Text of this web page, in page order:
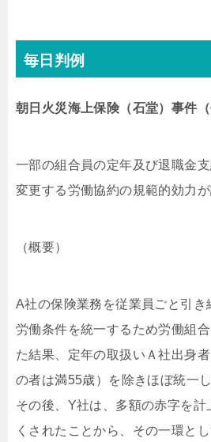
毎日判例
朝日火災海上保険（石堂）事件（
一部の組合員の定年及び退職金
変更する労働協約の規範的効力
（概要）
A社の保険業務を従業員ごと引
労働条件を統一するため労働組
た結果、定年の取扱いＡ社出身
の者は満55歳）を除きほぼ統一し
その後、Y社は、多額の赤字を
くされたことから、その一環と